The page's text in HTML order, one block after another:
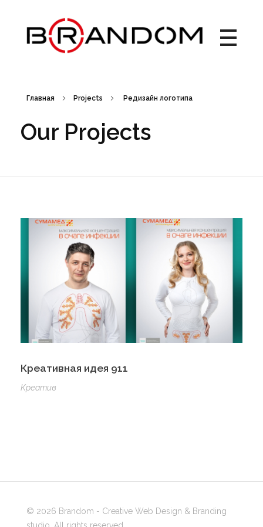
Главная Projects Редизайн логотипа
Our Projects
Креативная идея 911
Креатив
© 2026 Brandom - Creative Web Design & Branding
studio. All rights reserved.